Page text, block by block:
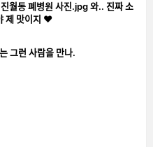
진월동 폐병원 사진.jpg 와.. 진짜 소
제 맛이지 ❤️
그런 사람을 만나.